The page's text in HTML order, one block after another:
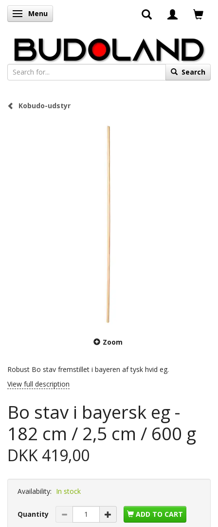
Toggle navigation
Menu
Search
Kobudo-udstyr
Zoom
Robust Bo stav fremstillet i bayeren af tysk hvid eg.
View full description
Bo stav i bayersk eg -
182 cm / 2,5 cm / 600 g
DKK 419,00
Availability: In stock
Quantity ADD TO CART